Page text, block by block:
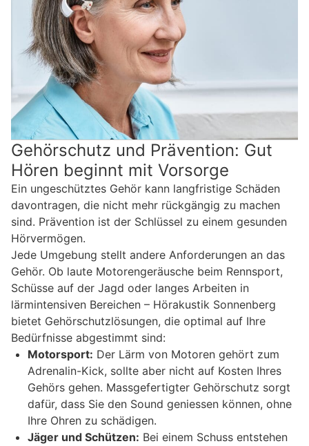
Gehörschutz und Prävention: Gut
Hören beginnt mit Vorsorge
Ein ungeschütztes Gehör kann langfristige Schäden
davontragen, die nicht mehr rückgängig zu machen
sind. Prävention ist der Schlüssel zu einem gesunden
Hörvermögen.
Jede Umgebung stellt andere Anforderungen an das
Gehör. Ob laute Motorengeräusche beim Rennsport,
Schüsse auf der Jagd oder langes Arbeiten in
lärmintensiven Bereichen – Hörakustik Sonnenberg
bietet Gehörschutzlösungen, die optimal auf Ihre
Bedürfnisse abgestimmt sind:
Motorsport: Der Lärm von Motoren gehört zum
Adrenalin-Kick, sollte aber nicht auf Kosten Ihres
Gehörs gehen. Massgefertigter Gehörschutz sorgt
dafür, dass Sie den Sound geniessen können, ohne
Ihre Ohren zu schädigen.
Jäger und Schützen: Bei einem Schuss entstehen